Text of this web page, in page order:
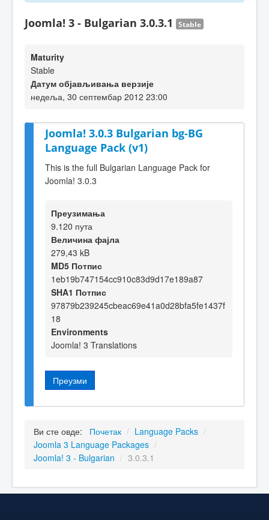
Joomla! 3 - Bulgarian 3.0.3.1 Stable
Maturity
Stable
Датум објављивања верзије
недеља, 30 септембар 2012 23:00
Joomla! 3.0.3 Bulgarian bg-BG
Language Pack (v1)
This is the full Bulgarian Language Pack for
Joomla! 3.0.3
Преузимања
9.120 пута
Величина фајла
279,43 kB
MD5 Потпис
1eb19b747154cc910c83d9d17e189a87
SHA1 Потпис
97879b239245cbeac69e41a0d28bfa5fe1437f
18
Environments
Joomla! 3 Translations
Преузми
Ви сте овде: Почетак / Language Packs /
Joomla 3 Language Packages /
Joomla! 3 - Bulgarian / 3.0.3.1